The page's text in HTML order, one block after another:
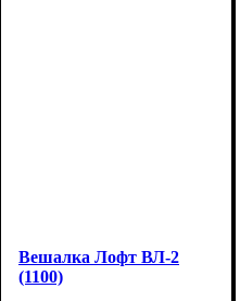
Вешалка Лофт ВЛ-2
(1100)